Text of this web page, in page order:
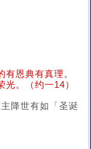
恩典有真理。
。（约一14）
降世有如「圣诞